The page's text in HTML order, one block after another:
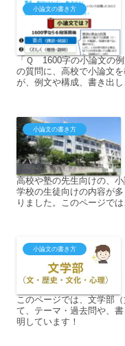
小論文の書き方
「Ｑ 1600字の小論文の
の質問に、高校で小論文
が、例文や構成、書き出
小論文の書き方
高校や塾の先生向けの、
学校の生徒向けの内容が
りました。このページで
小論文の書き方
このページでは、文学部
て、テーマ・過去問や、
明しています！